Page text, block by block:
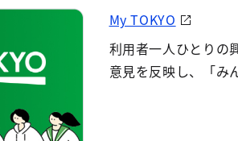
My TOKYO
利用者一人ひとりの
意見を反映し、「み